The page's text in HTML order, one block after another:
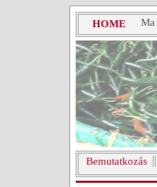
HOME Ma
Bemutatkozás